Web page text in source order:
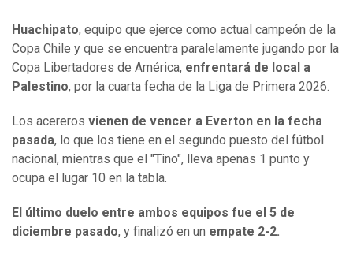
Huachipato, equipo que ejerce como actual campeón de la
Copa Chile y que se encuentra paralelamente jugando por la
Copa Libertadores de América, enfrentará de local a
Palestino, por la cuarta fecha de la Liga de Primera 2026.
Los acereros vienen de vencer a Everton en la fecha
pasada, lo que los tiene en el segundo puesto del fútbol
nacional, mientras que el "Tino", lleva apenas 1 punto y
ocupa el lugar 10 en la tabla.
El último duelo entre ambos equipos fue el 5 de
diciembre pasado, y finalizó en un empate 2-2.